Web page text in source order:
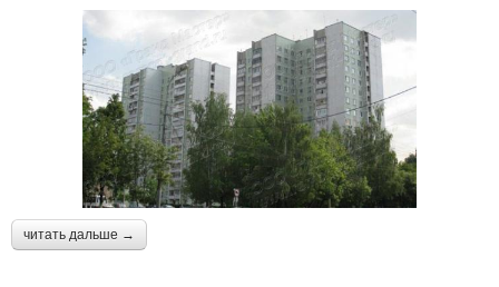
читать дальше →